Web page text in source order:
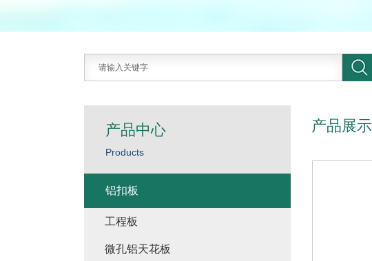
产品展示
产品中心
Products
铝扣板
工程板
微孔铝天花板